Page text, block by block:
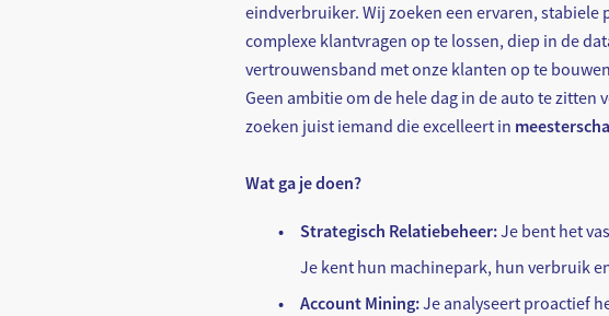
eindverbruiker. Wij zoeken een ervaren, stabiele
complexe klantvragen op te lossen, diep in de
vertrouwensband met onze klanten op te
Geen ambitie om de hele dag in de auto te zitten
zoeken juist iemand die excelleert in
Wat ga je doen?
Strategisch Relatiebeheer:Je bent het
Je kent hun machinepark, hun verbruik
Account Mining:Je analyseert proactief